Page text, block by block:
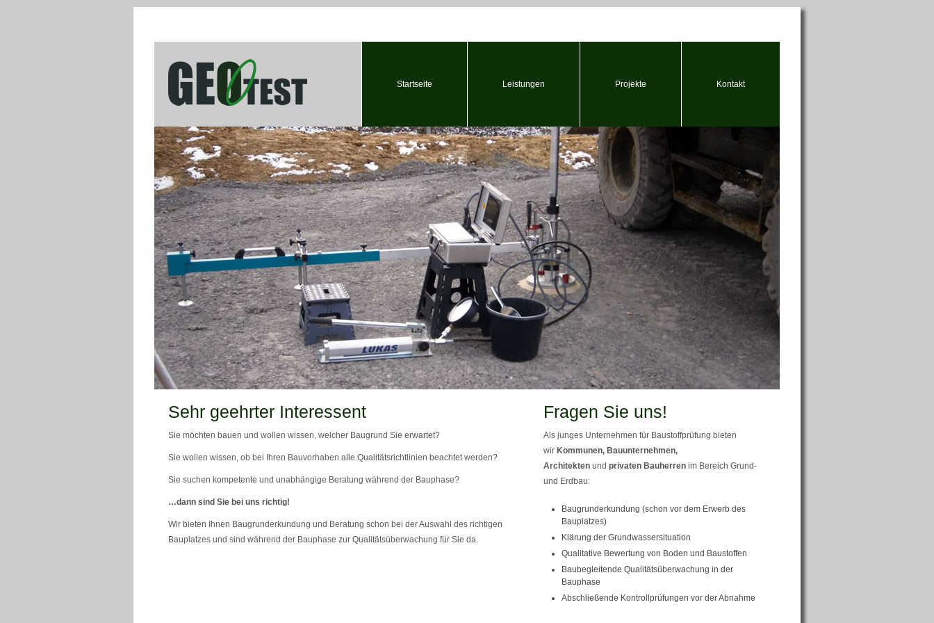
Startseite Leistungen Projekte Kontakt
Sehr geehrter Interessent
Sie möchten bauen und wollen wissen, welcher Baugrund Sie erwartet?
Sie wollen wissen, ob bei Ihren Bauvorhaben alle Qualitätsrichtlinien beachtet werden?
Sie suchen kompetente und unabhängige Beratung während der Bauphase?
…dann sind Sie bei uns richtig!
Wir bieten Ihnen Baugrunderkundung und Beratung schon bei der Auswahl des richtigen
Bauplatzes und sind während der Bauphase zur Qualitätsüberwachung für Sie da.
Fragen Sie uns!
Als junges Unternehmen für Baustoffprüfung bieten
wir Kommunen, Bauunternehmen,
Architekten und privaten Bauherren im Bereich Grund-
und Erdbau:
Baugrunderkundung (schon vor dem Erwerb des
Bauplatzes)
Klärung der Grundwassersituation
Qualitative Bewertung von Boden und Baustoffen
Baubegleitende Qualitätsüberwachung in der
Bauphase
Abschließende Kontrollprüfungen vor der Abnahme